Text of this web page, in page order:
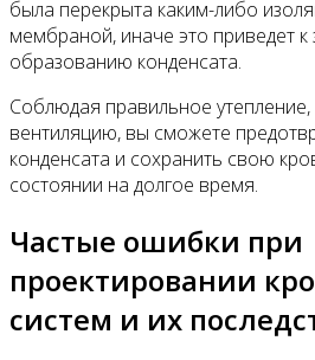
была перекрыта каким-либо
мембраной, иначе это приведет к
образованию конденсата.
Соблюдая правильное утепление,
вентиляцию, вы сможете
конденсата и сохранить свою
состоянии на долгое время.
Частые ошибки при
проектировании
систем и их